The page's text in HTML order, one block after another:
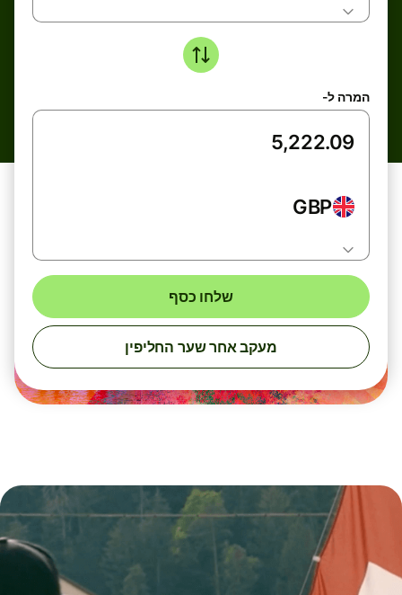
המרה ל-
GBP
שלחו כסף
מעקב אחר שער החליפין